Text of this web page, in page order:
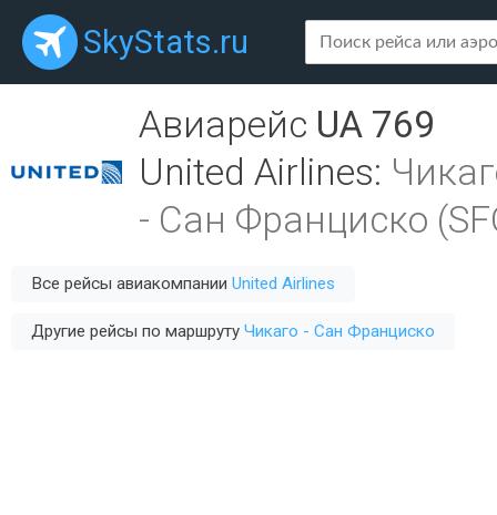
SkyStats.ru
Авиарейс UA 769
United Airlines:
- Сан Франциско
Все рейсы авиакомпании United Airlines
Другие рейсы по маршруту Чикаго - Сан Франциско